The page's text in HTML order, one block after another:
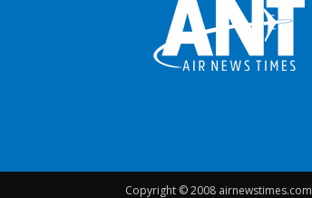
Copyright © 2008 airnewstimes.com